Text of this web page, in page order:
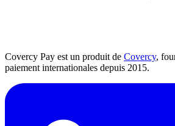
Covercy Pay est un produit de Covercy,
paiement internationales depuis 2015.